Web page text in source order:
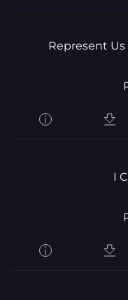
Represent Us
I